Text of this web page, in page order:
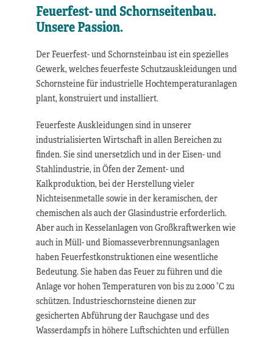
Feuerfest- und Schornseitenbau.
Unsere Passion.
Der Feuerfest- und Schornsteinbau ist ein spezielles
Gewerk, welches feuerfeste Schutzauskleidungen und
Schornsteine für industrielle Hochtemperaturanlagen
plant, konstruiert und installiert.
Feuerfeste Auskleidungen sind in unserer
industrialisierten Wirtschaft in allen Bereichen zu
finden. Sie sind unersetzlich und in der Eisen- und
Stahlindustrie, in Öfen der Zement- und
Kalkproduktion, bei der Herstellung vieler
Nichteisenmetalle sowie in der keramischen, der
chemischen als auch der Glasindustrie erforderlich.
Aber auch in Kesselanlagen von Großkraftwerken wie
auch in Müll- und Biomasseverbrennungsanlagen
haben Feuerfestkonstruktionen eine wesentliche
Bedeutung. Sie haben das Feuer zu führen und die
Anlage vor hohen Temperaturen von bis zu 2.000 °C zu
schützen. Industrieschornsteine dienen zur
gesicherten Abführung der Rauchgase und des
Wasserdampfs in höhere Luftschichten und erfüllen